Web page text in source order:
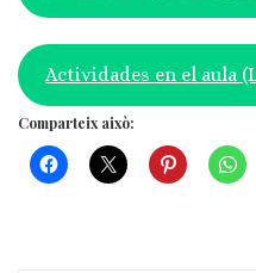
Actividades en el aula
Comparteix això: